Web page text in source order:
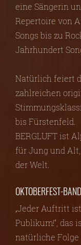
eine Sängerin
Repertoire von
Songs bis zu
Jahrhundert
Natürlich feiert
zahlreichen
bis Fürstenfeld.
BERGLUFT ist
für Jung und
der Welt.
OKTOBERFEST-
„Jeder Auftritt
Publikum!“, das
natürliche Folge